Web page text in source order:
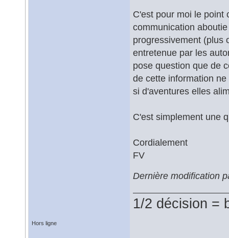
C'est pour moi le point
communication
progressivement (plus
entretenue par les
pose question que de
de cette information
si d'aventures elles
C'est simplement une
Cordialement
FV
Dernière modification
1/2 décision =
Hors ligne